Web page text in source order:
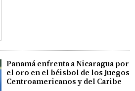
Panamá enfrenta a Nicaragua por
el oro en el béisbol de los Juegos
Centroamericanos y del Caribe